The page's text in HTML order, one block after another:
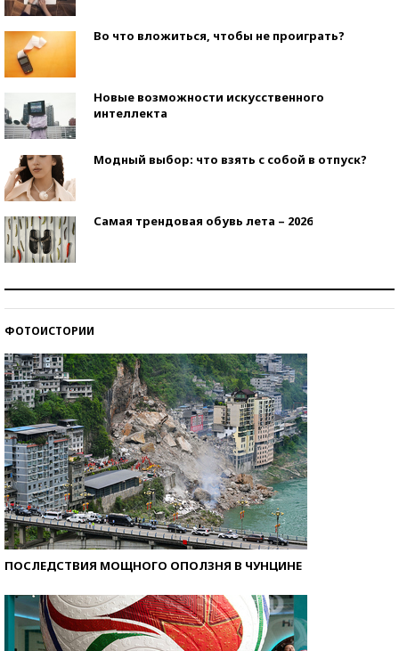
Во что вложиться, чтобы не проиграть?
Новые возможности искусственного
интеллекта
Модный выбор: что взять с собой в отпуск?
Самая трендовая обувь лета – 2026
ФОТОИСТОРИИ
ПОСЛЕДСТВИЯ МОЩНОГО ОПОЛЗНЯ В ЧУНЦИНЕ